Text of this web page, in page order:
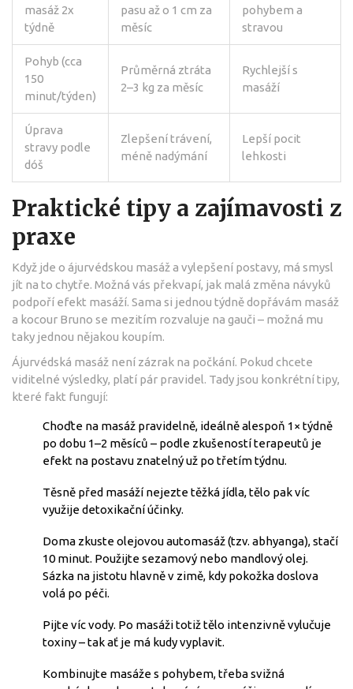
masáž 2x
týdně
pasu až o 1 cm za
měsíc
pohybem a
stravou
Pohyb (cca
150
minut/týden)
Průměrná ztráta
2–3 kg za měsíc
Rychlejší s
masáží
Úprava
stravy podle
dóš
Zlepšení trávení,
méně nadýmání
Lepší pocit
lehkosti
Praktické tipy a zajímavosti z
praxe
Když jde o ájurvédskou masáž a vylepšení postavy, má smysl
jít na to chytře. Možná vás překvapí, jak malá změna návyků
podpoří efekt masáží. Sama si jednou týdně dopřávám masáž
a kocour Bruno se mezitím rozvaluje na gauči – možná mu
taky jednou nějakou koupím.
Ájurvédská masáž není zázrak na počkání. Pokud chcete
viditelné výsledky, platí pár pravidel. Tady jsou konkrétní tipy,
které fakt fungují:
Choďte na masáž pravidelně, ideálně alespoň 1× týdně
po dobu 1–2 měsíců – podle zkušeností terapeutů je
efekt na postavu znatelný už po třetím týdnu.
Těsně před masáží nejezte těžká jídla, tělo pak víc
využije detoxikační účinky.
Doma zkuste olejovou automasáž (tzv. abhyanga), stačí
10 minut. Použijte sezamový nebo mandlový olej.
Sázka na jistotu hlavně v zimě, kdy pokožka doslova
volá po péči.
Pijte víc vody. Po masáži totiž tělo intenzivně vylučuje
toxiny – tak ať je má kudy vyplavit.
Kombinujte masáže s pohybem, třeba svižná